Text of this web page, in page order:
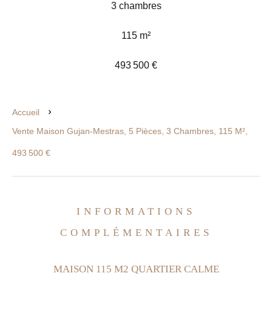
3 chambres
115 m²
493 500 €
Accueil
Vente Maison Gujan-Mestras, 5 Pièces, 3 Chambres, 115 M²,
493 500 €
INFORMATIONS
COMPLÉMENTAIRES
MAISON 115 M2 QUARTIER CALME